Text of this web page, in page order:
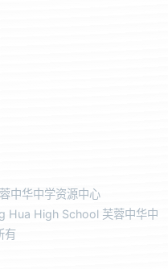
中华中学资源中心
High School 芙蓉中华中
有